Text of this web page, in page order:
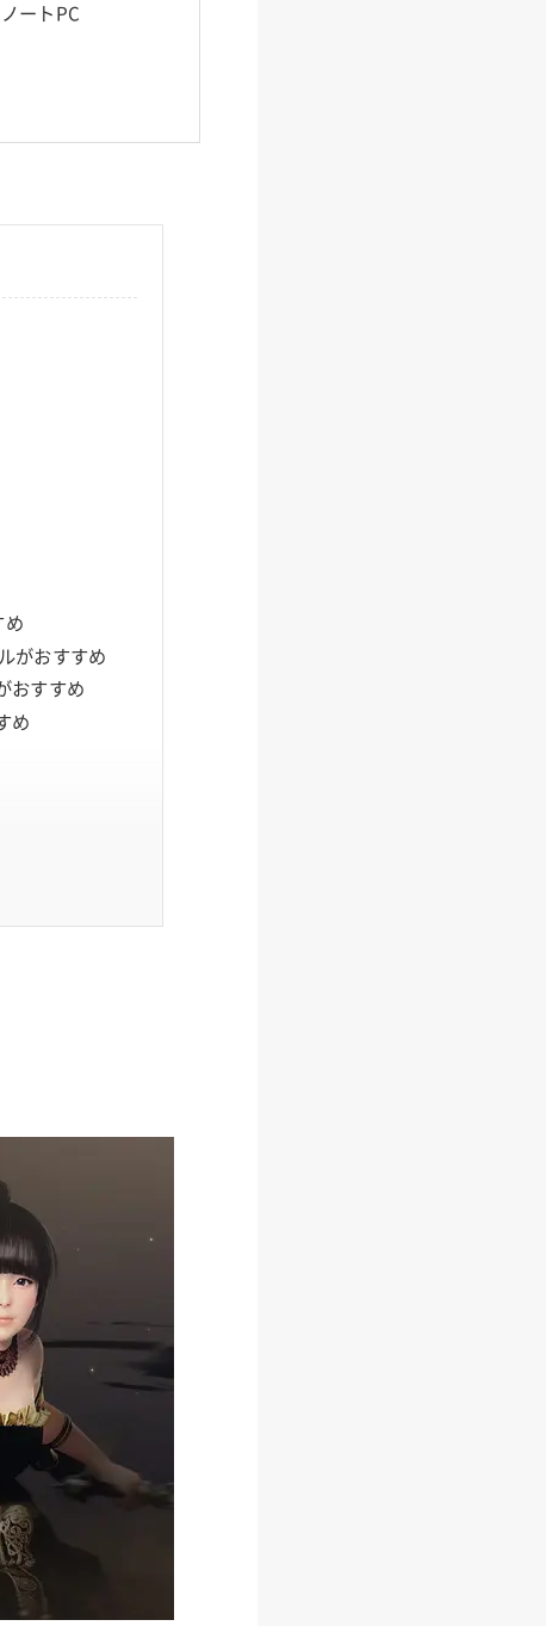
ートPC
め
がおすすめ
おすすめ
め